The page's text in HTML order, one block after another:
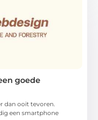
goede
dan ooit tevoren.
een smartphone